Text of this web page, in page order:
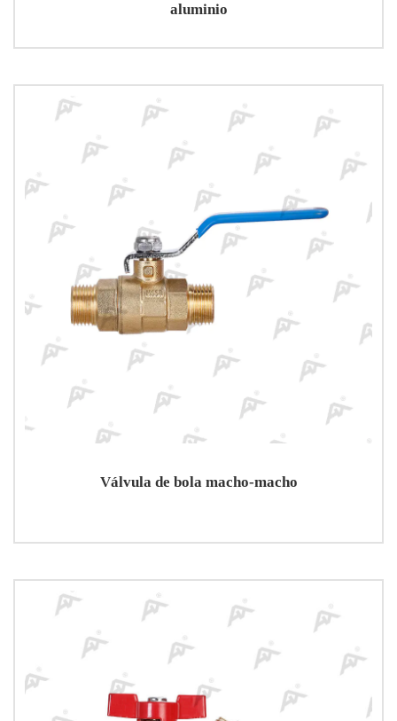
aluminio
Válvula de bola macho-macho